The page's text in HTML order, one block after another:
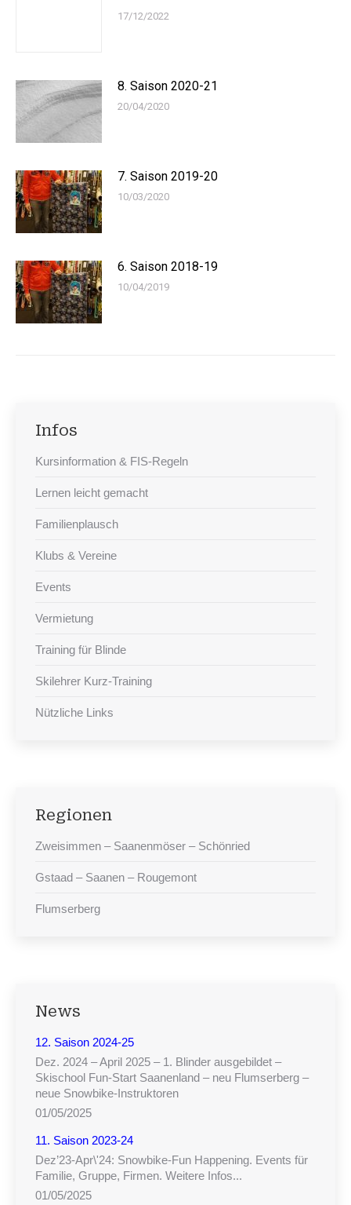
17/12/2022
8. Saison 2020-21
20/04/2020
7. Saison 2019-20
10/03/2020
6. Saison 2018-19
10/04/2019
Infos
Kursinformation & FIS-Regeln
Lernen leicht gemacht
Familienplausch
Klubs & Vereine
Events
Vermietung
Training für Blinde
Skilehrer Kurz-Training
Nützliche Links
Regionen
Zweisimmen – Saanenmöser – Schönried
Gstaad – Saanen – Rougemont
Flumserberg
News
12. Saison 2024-25
Dez. 2024 – April 2025 – 1. Blinder ausgebildet –
Skischool Fun-Start Saanenland – neu Flumserberg –
neue Snowbike-Instruktoren
01/05/2025
11. Saison 2023-24
Dez’23-Apr\'24: Snowbike-Fun Happening. Events für
Familie, Gruppe, Firmen. Weitere Infos...
01/05/2025